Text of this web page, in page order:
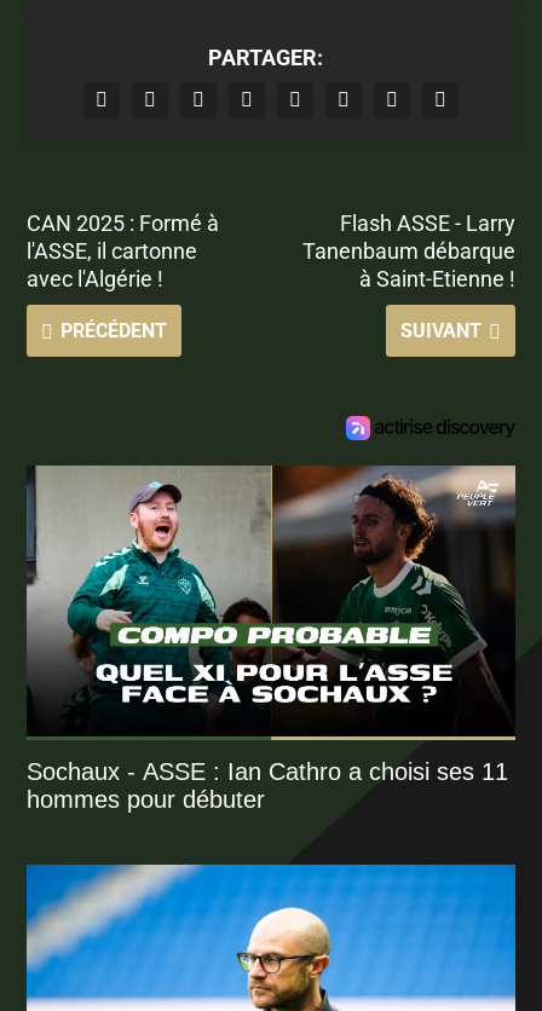
PARTAGER:
CAN 2025 : Formé à
l'ASSE, il cartonne
avec l'Algérie !
PRÉCÉDENT
Flash ASSE - Larry
Tanenbaum débarque
à Saint-Etienne !
SUIVANT
Sochaux - ASSE : Ian Cathro a choisi ses 11
hommes pour débuter